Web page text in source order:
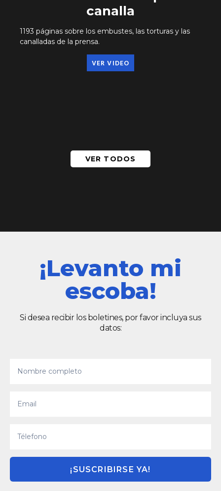
canalla
1193 páginas sobre los embustes, las torturas y las
canalladas de la prensa.
VER VIDEO
VER TODOS
¡Levanto mi
escoba!
Si desea recibir los boletines, por favor incluya sus
datos:
¡SUSCRIBIRSE YA!